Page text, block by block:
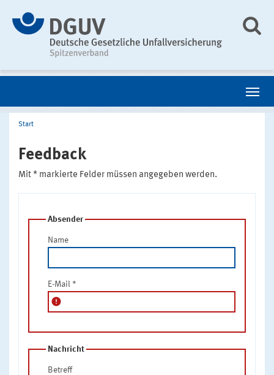
Start
Feedback
Mit * markierte Felder müssen angegeben werden.
Absender
Name
E-Mail *
error
Nachricht
Betreff